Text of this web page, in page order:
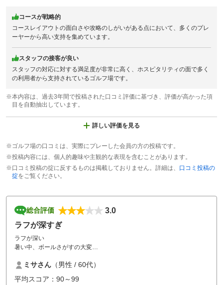
コースが戦略的
コースレイアウトの面白さや攻略のしがいがある点において、多くのプレ
ーヤーから高い支持を集めています。
スタッフの接客が良い
スタッフの対応に対する満足度が非常に高く、ホスピタリティの面で多く
の利用者から支持されているゴルフ場です。
※本内容は、過去3年間で投稿された口コミ評価に基づき、評価が高かった項
目を自動抽出しています。
詳しい評価を見る
※ゴルフ場の口コミは、実際にプレーした会員の方の投稿です。
※投稿内容には、個人的趣味や主観的な表現を含むことがあります。
※口コミ投稿の掟に反するものは掲載しておりません。詳細は、 口コミ投稿の
掟をご覧ください。
総合評価
3.0
ラフが深すぎ
ラフが深い
暑い中、ボールさがすの大変
ミサさん （男性 / 60代）
平均スコア：90～99